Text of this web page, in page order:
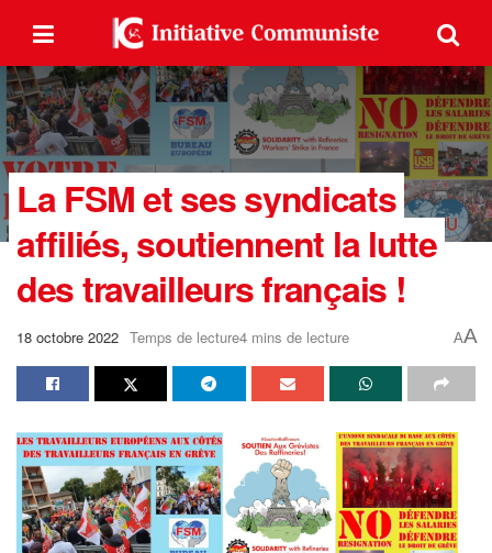
La FSM et ses syndicats
affiliés, soutiennent la lutte
des travailleurs français !
18 octobre 2022 Temps de lecture4 mins de lecture AA